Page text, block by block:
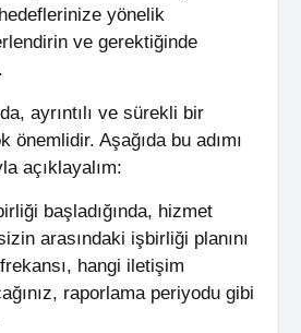
yönelik
ve gerektiğinde
ayrıntılı ve sürekli bir
Aşağıda bu adımı
açıklayalım:
başladığında, hizmet
arasındaki işbirliği planını
hangi iletişim
raporlama periyodu gibi